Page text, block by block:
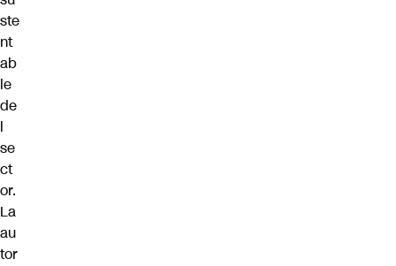
ste
nt
ab
le
de
l
se
ct
or.
La
au
tor